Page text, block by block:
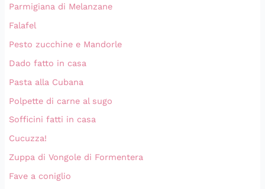
Parmigiana di Melanzane
Falafel
Pesto zucchine e Mandorle
Dado fatto in casa
Pasta alla Cubana
Polpette di carne al sugo
Sofficini fatti in casa
Cucuzza!
Zuppa di Vongole di Formentera
Fave a coniglio